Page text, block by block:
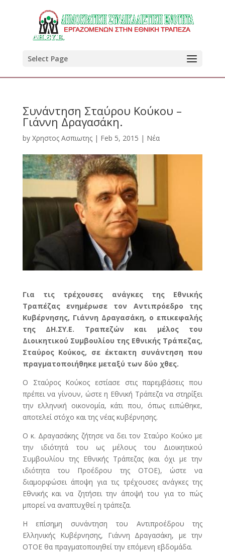
Select Page
Συνάντηση Σταύρου Κούκου –
Γιάννη Δραγασάκη.
by Χρηστος Ασπιωτης| Feb 5, 2015 | Νέα
Για τις τρέχουσες ανάγκες της Εθνικής
Τραπέζας ενημέρωσε τον Αντιπρόεδρο της
Κυβέρνησης, Γιάννη Δραγασάκη, ο επικεφαλής
της ΔΗ.ΣΥ.Ε. Τραπεζών και μέλος του
Διοικητικού Συμβουλίου της Εθνικής Τράπεζας,
Σταύρος Κούκος, σε έκτακτη συνάντηση που
πραγματοποιήθηκε μεταξύ των δύο χθες.
Ο Σταύρος Κούκος εστίασε στις παρεμβάσεις που
πρέπει να γίνουν, ώστε η Εθνική Τράπεζα να στηρίξει
την ελληνική οικονομία, κάτι που, όπως ειπώθηκε,
αποτελεί στόχο και της νέας κυβέρνησης.
Ο κ. Δραγασάκης ζήτησε να δει τον Σταύρο Κούκο με
την ιδιότητά του ως μέλους του Διοικητικού
Συμβουλίου της Εθνικής Τράπεζας (και όχι με την
ιδιότητα του Προέδρου της ΟΤΟΕ), ώστε να
διαμορφώσει άποψη για τις τρέχουσες ανάγκες της
Εθνικής και να ζητήσει την άποψή του για το πώς
μπορεί να αναπτυχθεί η τράπεζα.
Η επίσημη συνάντηση του Αντιπροέδρου της
Ελληνικής Κυβέρνησης, Γιάννη Δραγασάκη, με την
ΟΤΟΕ θα πραγματοποιηθεί την επόμενη εβδομάδα.